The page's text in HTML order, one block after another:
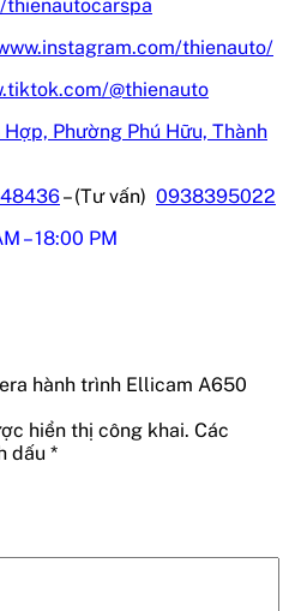
thienauto/
@thienauto
Phường Phú Hữu, Thành
– (Tư vấn) 0938395022
– 18:00 PM
hành trình Ellicam A650
hiển thị công khai. Các
dấu *